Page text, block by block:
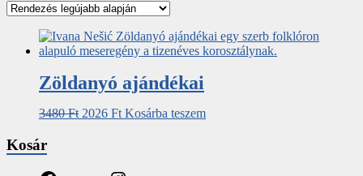
Zöldanyó ajándékai
3480Ft 2026 Ft Kosárba teszem
Kosár